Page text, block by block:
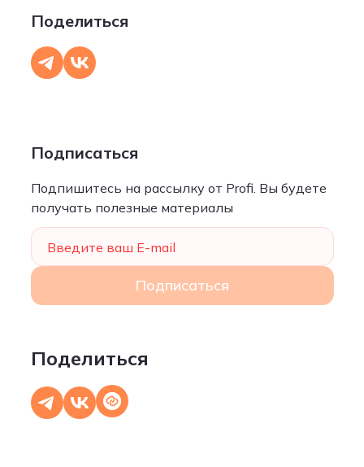
Поделиться
Подписаться
Подпишитесь на рассылку от Profi. Вы будете
получать полезные материалы
Введите ваш E-mail
Подписаться
Поделиться